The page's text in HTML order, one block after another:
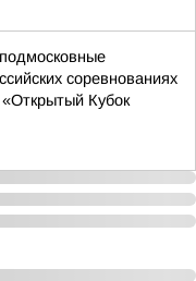
соревнованиях
Кубок